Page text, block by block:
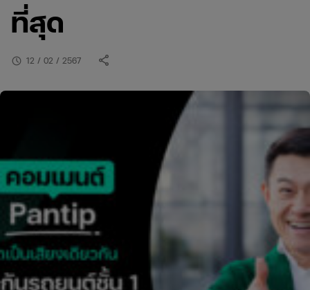
ที่สุด
schedule 12 / 02 / 2567 share